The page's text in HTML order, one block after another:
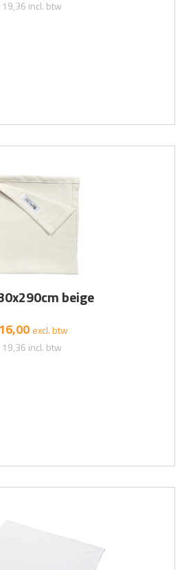
incl. btw
beige
excl. btw
incl. btw